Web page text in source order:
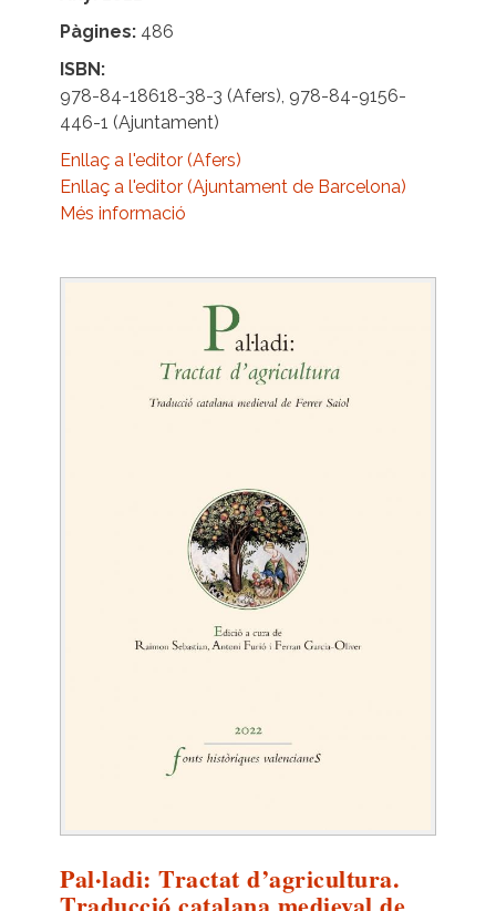
Pàgines 486
ISBN
978-84-18618-38-3 (Afers), 978-84-9156-
446-1 (Ajuntament)
Enllaç a l'editor (Afers)
Enllaç a l'editor (Ajuntament de Barcelona)
Més informació
Pal·ladi: Tractat d’agricultura.